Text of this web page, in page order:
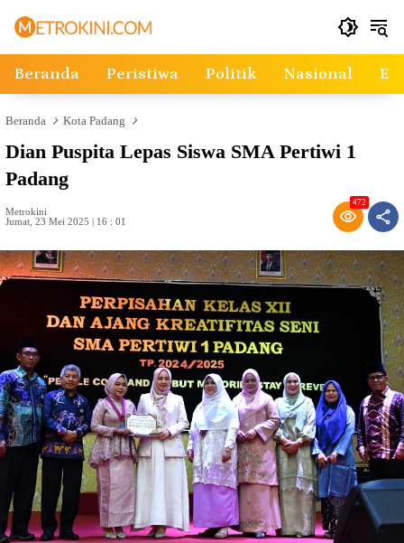
Beranda Peristiwa Politik Nasional
Beranda Kota Padang
Dian Puspita Lepas Siswa SMA Pertiwi 1
Padang
Metrokini
Jumat, 23 Mei 2025 | 16 : 01
472